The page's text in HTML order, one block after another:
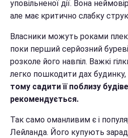
уповільненої дії. Вона
але має критично слабку
Власники можуть роками
поки перший серйозний
розколе його навпіл. Важкі
легко пошкодити дах будинку,
тому садити її поблизу
рекомендується.
Так само оманливим є і
Лейланда. Його купують